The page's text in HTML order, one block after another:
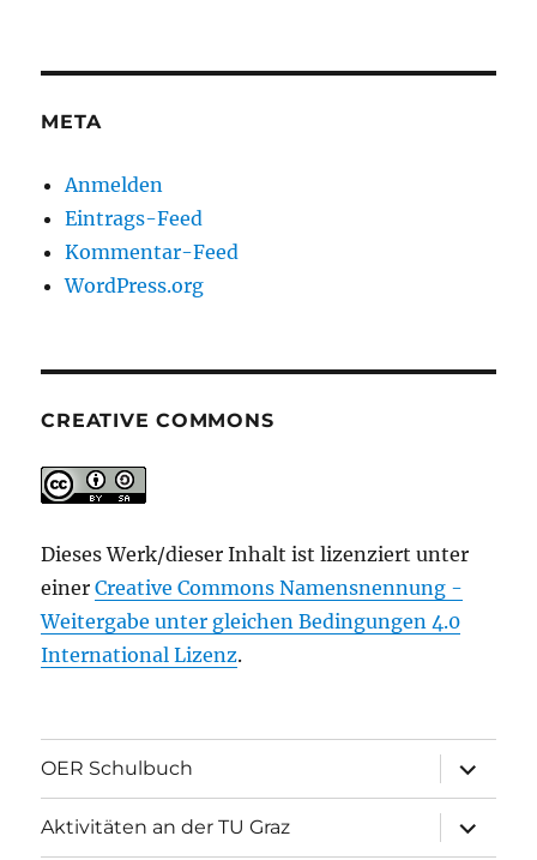
META
Anmelden
Eintrags-Feed
Kommentar-Feed
WordPress.org
CREATIVE COMMONS
Dieses Werk/dieser Inhalt ist lizenziert unter
einerCreative Commons Namensnennung -
Weitergabe unter gleichen Bedingungen 4.0
International Lizenz.
OER Schulbuch
öffnen
Aktivitäten an der TU Graz
öffnen